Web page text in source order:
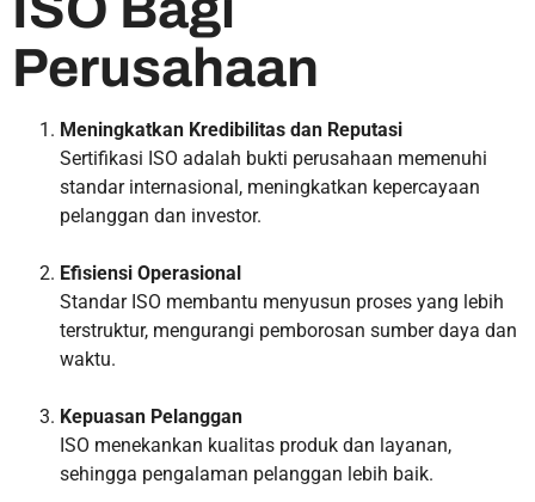
Perusahaan
Meningkatkan Kredibilitas dan Reputasi
Sertifikasi ISO adalah bukti perusahaan memenuhi
standar internasional, meningkatkan kepercayaan
pelanggan dan investor.
Efisiensi Operasional
Standar ISO membantu menyusun proses yang lebih
terstruktur, mengurangi pemborosan sumber daya dan
waktu.
Kepuasan Pelanggan
ISO menekankan kualitas produk dan layanan,
sehingga pengalaman pelanggan lebih baik.